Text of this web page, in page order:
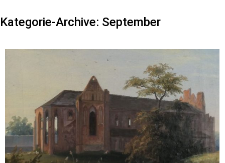
Kategorie-Archive: September